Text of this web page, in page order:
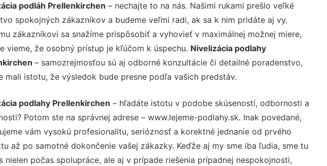
podláh Prellenkirchen – nechajte to na nás. Našimi rukami prešlo veľké
spokojných zákazníkov a budeme veľmi radi, ak sa k nim pridáte aj vy.
zákazníkovi sa snažíme prispôsobiť a vyhovieť v maximálnej možnej miere,
vieme, že osobný prístup je kľúčom k úspechu. Nivelizácia podlahy
– samozrejmosťou sú aj odborné konzultácie či detailné poradenstvo,
mali istotu, že výsledok bude presne podľa vašich predstáv.
podlahy Prellenkirchen – hľadáte istotu v podobe skúseností, odbornosti a
Potom ste na správnej adrese – www.lejeme-podlahy.sk. Inak povedané,
vám vysokú profesionalitu, serióznosť a korektné jednanie od prvého
až po samotné dokončenie vašej zákazky. Keďže aj my sme iba ľudia, sme tu
nielen počas spolupráce, ale aj v prípade riešenia prípadnej nespokojnosti,